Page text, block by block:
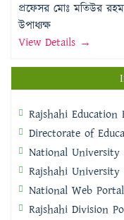
প্রফেসর মোঃ মতিউর
উপাধ্যক্ষ
View Details →
Rajshahi Education
Directorate of
National University
Rajshahi University
National Web Portal
Rajshahi Division